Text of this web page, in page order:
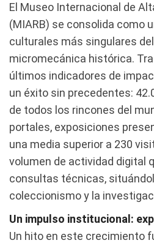
El Museo Internacional de
(MIARB) se consolida como
culturales más singulares
micromecánica histórica.
últimos indicadores de
un éxito sin precedentes:
de todos los rincones del
portales, exposiciones
una media superior a 230
volumen de actividad digital
consultas técnicas,
coleccionismo y la
Un impulso institucional:
Un hito en este crecimiento